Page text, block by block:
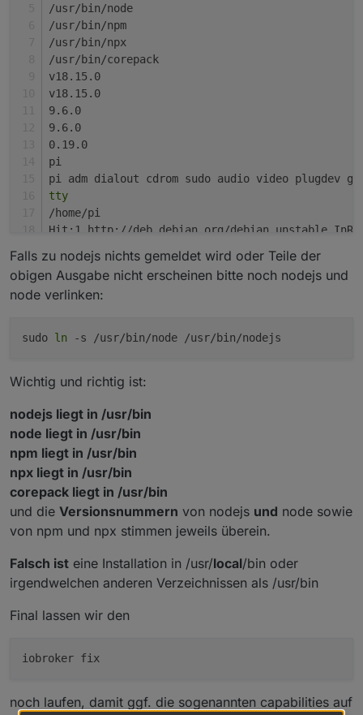
/usr/bin/node
/usr/bin/npm
/usr/bin/npx
/usr/bin/corepack
v18.15.0
v18.15.0
9.6.0
9.6.0
0.19.0
pi
pi adm dialout cdrom sudo audio video plugdev
tty
/home/pi
Hit:1 http://deb.debian.org/debian unstable
Hit:3 http://phoscon.de/apt/deconz bullseye
Hit:4 http://archive.raspberrypi.org/debian
Hit:5 https://deb.nodesource.com/node_16.x
Hit:7 https://packagecloud.io/ookla/speedtest-
Building dependency tree... Done
All packages are up to
nodejs:
  Installed: 18.15.0-deb-1nodesource1
  Candidate: 18.15.0-deb-1nodesource1
  Version table:
*** 18.15.0-deb-1nodesource1 500
500 https://deb.nodesource.com/
        100 /var/lib/dpkg/status
500 https://deb.nodesource.com/
     12.22.12~dfsg-1~deb11u1 500
pi@mysterium:~ $
Falls zu nodejs nichts gemeldet wird oder Teile der
obigen Ausgabe nicht erscheinen bitte noch nodejs und
node verlinken:
sudo ln -s /usr/bin/node /usr/bin/nodejs
Wichtig und richtig ist:
nodejs liegt in /usr/bin
node liegt in /usr/bin
npm liegt in /usr/bin
npx liegt in /usr/bin
corepack liegt in /usr/bin
und die Versionsnummern von nodejs und node sowie
von npm und npx stimmen jeweils überein.
Falsch ist eine Installation in /usr/local/bin oder
irgendwelchen anderen Verzeichnissen als /usr/bin
Final lassen wir den
noch laufen, damit ggf. die sogenannten capabilities auf